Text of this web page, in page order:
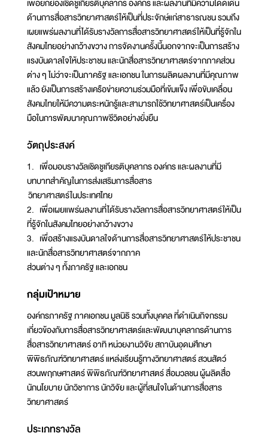
ด้านการสื่อสารวิทยาศาสตร์ให้เป็นที่ประจักษ์แก่สาธารณชน รวมถึง
เผยแพร่ผลงานที่ได้รับรางวัลการสื่อสารวิทยาศาสตร์ให้เป็นที่รู้จักใน
สังคมไทยอย่างกว้างขวาง การจัดงานครั้งนี้นอกจากจะเป็นการสร้าง
แรงบันดาลใจให้ประชาชน และนักสื่อสารวิทยาศาสตร์จากภาคส่วน
ต่าง ๆ ไม่ว่าจะเป็นภาครัฐ และเอกชน ในการผลิตผลงานที่มีคุณภาพ
แล้ว ยังเป็นการสร้างเครือข่ายความร่วมมือที่เข้มแข็ง เพื่อขับเคลื่อน
สังคมไทยให้มีความตระหนักรู้และสามารถใช้วิทยาศาสตร์เป็นเครื่อง
มือในการพัฒนาคุณภาพชีวิตอย่างยั่งยืน
วัตถุประสงค์
1. เพื่อมอบรางวัลเชิดชูเกียรติบุคลากร องค์กร และผลงานที่มี
บทบาทสำคัญในการส่งเสริมการสื่อสาร
วิทยาศาสตร์ในประเทศไทย
2. เพื่อเผยแพร่ผลงานที่ได้รับรางวัลการสื่อสารวิทยาศาสตร์ให้เป็น
ที่รู้จักในสังคมไทยอย่างกว้างขวาง
3. เพื่อสร้างแรงบันดาลใจด้านการสื่อสารวิทยาศาสตร์ให้ประชาชน
และนักสื่อสารวิทยาศาสตร์จากภาค
ส่วนต่าง ๆ ทั้งภาครัฐ และเอกชน
กลุ่มเป้าหมาย
องค์กรภาครัฐ ภาคเอกชน มูลนิธิ รวมทั้งบุคคล ที่ดำเนินกิจกรรม
เกี่ยวข้องกับการสื่อสารวิทยาศาสตร์และพัฒนาบุคลากรด้านการ
สื่อสารวิทยาศาสตร์ อาทิ หน่วยงานวิจัย สถาบันอุดมศึกษา
พิพิธภัณฑ์วิทยาศาสตร์ แหล่งเรียนรู้ทางวิทยาศาสตร์ สวนสัตว์
สวนพฤกษศาสตร์ พิพิธภัณฑ์วิทยาศาสตร์ สื่อมวลชน ผู้ผลิตสื่อ
นักนโยบาย นักวิชาการ นักวิจัย และผู้ที่สนใจในด้านการสื่อสาร
วิทยาศาสตร์
ประเภทรางวัล